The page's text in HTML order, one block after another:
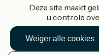
Accueil Vélo Pro
Contact
Wettelijke informatie
Deze site maakt
u controle
Weiger alle cookies